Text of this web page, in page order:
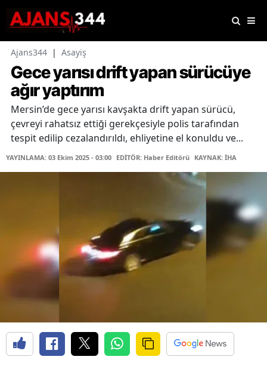
Ajans344 | Asayiş
Gece yarısı drift yapan sürücüye
ağır yaptırım
Mersin’de gece yarısı kavşakta drift yapan sürücü,
çevreyi rahatsız ettiği gerekçesiyle polis tarafından
tespit edilip cezalandırıldı, ehliyetine el konuldu ve...
YAYINLAMA: 03 Ekim 2025 - 03:00 EDİTÖR: Haber Editörü KAYNAK: İHA